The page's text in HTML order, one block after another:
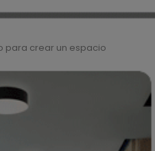
para crear un espacio